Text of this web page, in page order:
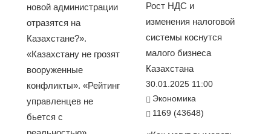
новой администрации
отразятся на
Казахстане?».
«Казахстану не грозят
вооруженные
конфликты». «Рейтинг
управленцев не
бьется с
Рост НДС и
изменения налоговой
системы коснутся
малого бизнеса
Казахстана
30.01.2025 11:00
Экономика
1169 (43648)